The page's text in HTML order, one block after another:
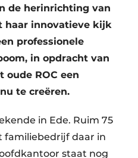
de herinrichting van
haar innovatieve kijk
professionele
in opdracht van
oude ROC een
te creëren.
in Ede. Ruim 75
familiebedrijf daar in
staat nog